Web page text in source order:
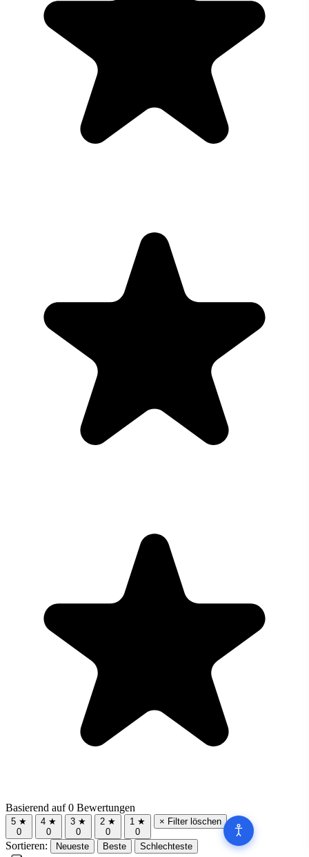
Basierend auf 0 Bewertungen
5 ★
0
4 ★
0
3 ★
0
2 ★
0
1 ★
0
× Filter löschen
Sortieren: Neueste Beste Schlechteste